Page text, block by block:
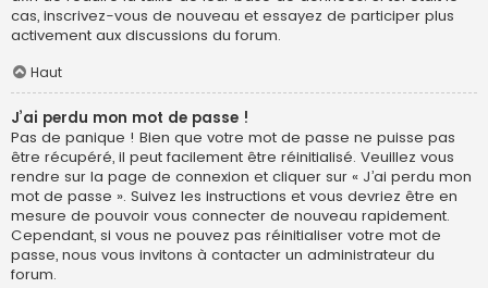
cas, inscrivez-vous de nouveau et essayez de participer plus
activement aux discussions du forum.
Haut
J’ai perdu mon mot de passe !
Pas de panique ! Bien que votre mot de passe ne puisse pas
être récupéré, il peut facilement être réinitialisé. Veuillez vous
rendre sur la page de connexion et cliquer sur « J’ai perdu mon
mot de passe ». Suivez les instructions et vous devriez être en
mesure de pouvoir vous connecter de nouveau rapidement.
Cependant, si vous ne pouvez pas réinitialiser votre mot de
passe, nous vous invitons à contacter un administrateur du
forum.